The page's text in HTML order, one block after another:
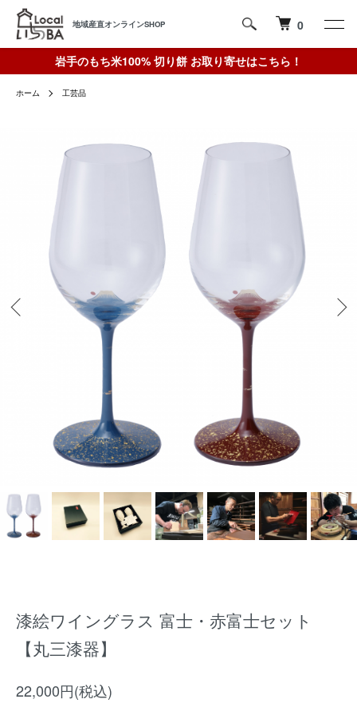
地域産直オンラインSHOP 0
岩手のもち米100% 切り餅 お取り寄せはこちら！
ホーム 工芸品
漆絵ワイングラス 富士・赤富士セット
【丸三漆器】
22,000円(税込)